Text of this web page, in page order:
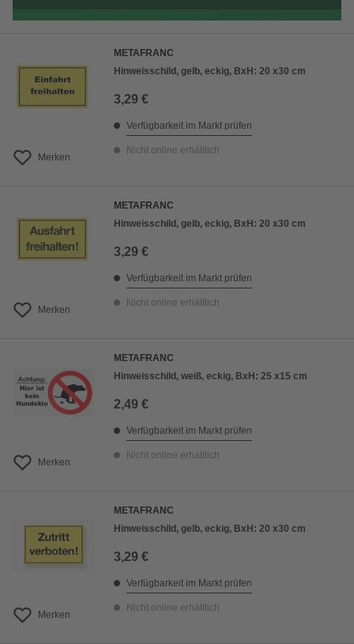
Merken
METAFRANC
Hinweisschild, gelb, eckig, BxH: 20 x30 cm
3,29 €
Verfügbarkeit im Markt prüfen
Nicht online erhältlich
Merken
METAFRANC
Hinweisschild, gelb, eckig, BxH: 20 x30 cm
3,29 €
Verfügbarkeit im Markt prüfen
Nicht online erhältlich
Merken
METAFRANC
Hinweisschild, weiß, eckig, BxH: 25 x15 cm
2,49 €
Verfügbarkeit im Markt prüfen
Nicht online erhältlich
Merken
METAFRANC
Hinweisschild, gelb, eckig, BxH: 20 x30 cm
3,29 €
Verfügbarkeit im Markt prüfen
Nicht online erhältlich